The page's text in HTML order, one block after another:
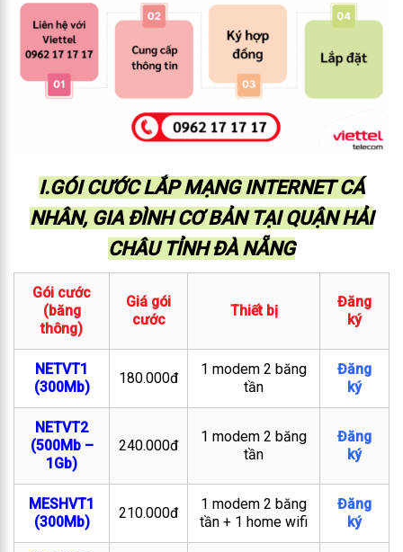
I.GÓI CƯỚC LẮP MẠNG INTERNET CÁ
NHÂN, GIA ĐÌNH CƠ BẢN TẠI QUẬN HẢI
CHÂU TỈNH ĐÀ NẴNG
Gói cước
(băng
thông)
Giá gói
cước
Thiết bị
Đăng
ký
NETVT1
(300Mb)
180.000đ
1 modem 2 băng
tần
Đăng
ký
NETVT2
(500Mb –
1Gb)
240.000đ
1 modem 2 băng
tần
Đăng
ký
MESHVT1
(300Mb)
210.000đ
1 modem 2 băng
tần + 1 home wifi
Đăng
ký